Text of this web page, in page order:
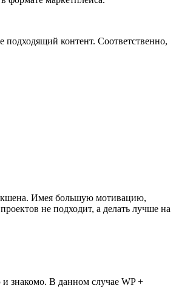
подходящий контент. Соответственно,
Имея большую мотивацию,
не подходит, а делать лучше на
знакомо. В данном случае WP +